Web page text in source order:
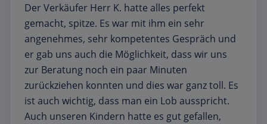
Der Verkäufer Herr K. hatte alles perfekt
gemacht, spitze. Es war mit ihm ein sehr
angenehmes, sehr kompetentes Gespräch und
er gab uns auch die Möglichkeit, dass wir uns
zur Beratung noch ein paar Minuten
zurückziehen konnten und dies war ganz toll. Es
ist auch wichtig, dass man ein Lob ausspricht.
Auch unseren Kindern hatte es gut gefallen,